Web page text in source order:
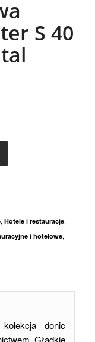
S 40
, Hotele i restauracje,
i hotelowe,
donic